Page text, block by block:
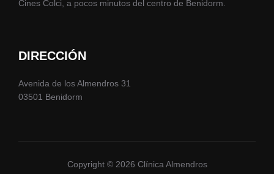
Cines Colci, a pocos minutos del centro de Benidorm.
DIRECCIÓN
Avenida de los Almendros 31
03501 Benidorm
Copyright © 2026 Clínica Almendros